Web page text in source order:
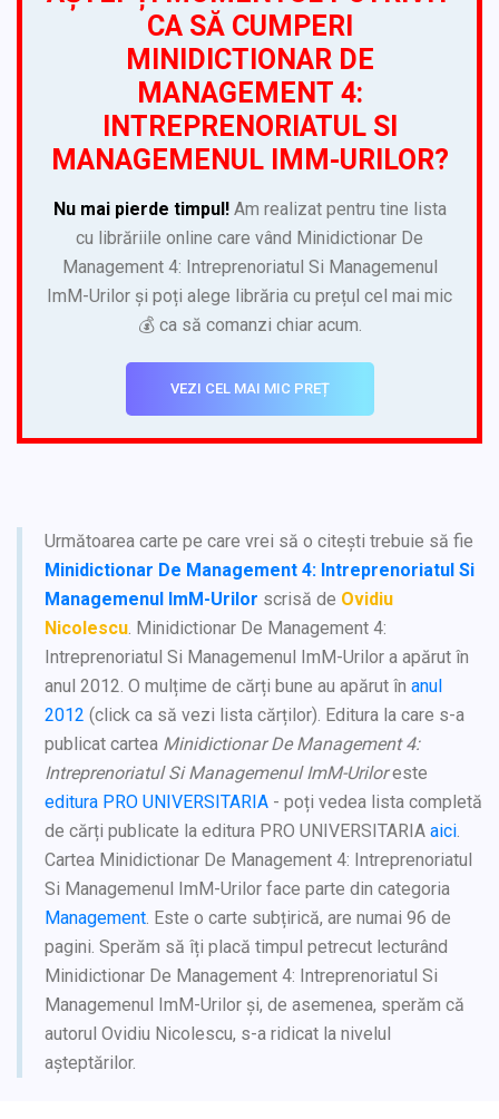
CA SĂ CUMPERI
MINIDICTIONAR DE
MANAGEMENT 4:
INTREPRENORIATUL SI
MANAGEMENUL IMM-URILOR?
Nu mai pierde timpul!Am realizat pentru tine lista
cu librăriile online care vând Minidictionar De
Management 4: Intreprenoriatul Si Managemenul
ImM-Urilor și poți alege librăria cu prețul cel mai mic
💰 ca să comanzi chiar acum.
VEZI CEL MAI MIC PREȚ
Următoarea carte pe care vrei să o citești trebuie să fie
Minidictionar De Management 4: Intreprenoriatul Si
Managemenul ImM-Urilor scrisă de Ovidiu
Nicolescu. Minidictionar De Management 4:
Intreprenoriatul Si Managemenul ImM-Urilor a apărut în
anul 2012. O mulțime de cărți bune au apărut în anul
2012 (click ca să vezi lista cărților). Editura la care s-a
publicat cartea Minidictionar De Management 4:
Intreprenoriatul Si Managemenul ImM-Uriloreste
editura PRO UNIVERSITARIA - poți vedea lista completă
de cărți publicate la editura PRO UNIVERSITARIA aici.
Cartea Minidictionar De Management 4: Intreprenoriatul
Si Managemenul ImM-Urilor face parte din categoria
Management. Este o carte subțirică, are numai 96 de
pagini. Sperăm să îți placă timpul petrecut lecturând
Minidictionar De Management 4: Intreprenoriatul Si
Managemenul ImM-Urilor și, de asemenea, sperăm că
autorul Ovidiu Nicolescu, s-a ridicat la nivelul
așteptărilor.